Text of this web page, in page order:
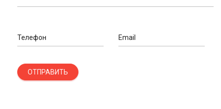
Телефон Email
ОТПРАВИТЬ